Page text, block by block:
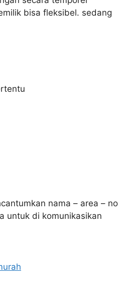
bisa fleksibel. sedang
nama – area – no
untuk di komunikasikan